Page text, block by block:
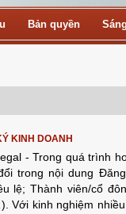
Bản quyền
KINH DOANH
- Trong quá trình
trong nội dung
lệ; Thành viên/cổ
Với kinh nghiệm